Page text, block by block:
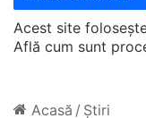
Acest site
Află cum sunt